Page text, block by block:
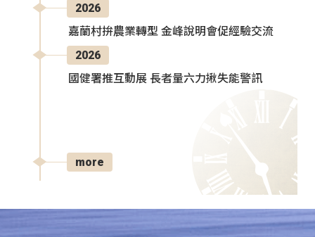
2026
嘉蘭村拚農業轉型 金峰說明會促經驗交流
2026
國健署推互動展 長者量六力揪失能警訊
more